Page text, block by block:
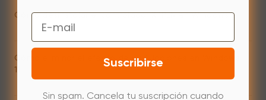
Cómo desinstalar el controlador XPPEN en Windows
Cómo eliminar el efecto de ondulaciones en Windows
11
Email
Suscribirse
Sin spam. Cancela tu suscripción cuando